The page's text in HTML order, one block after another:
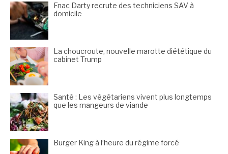
Fnac Darty recrute des techniciens SAV à
domicile
La choucroute, nouvelle marotte diététique du
cabinet Trump
Santé : Les végétariens vivent plus longtemps
que les mangeurs de viande
Burger King à l’heure du régime forcé